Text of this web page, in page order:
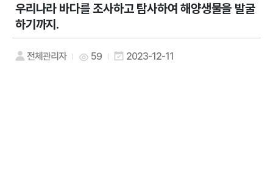
우리나라 바다를 조사하고 탐사하여 해양생물을 발굴
하기까지.
전체관리자 59 2023-12-11